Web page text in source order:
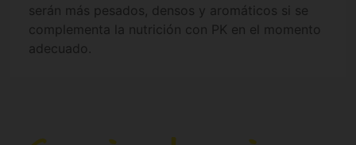
serán más pesados, densos y aromáticos si se
complementa la nutrición con PK en el momento
adecuado.